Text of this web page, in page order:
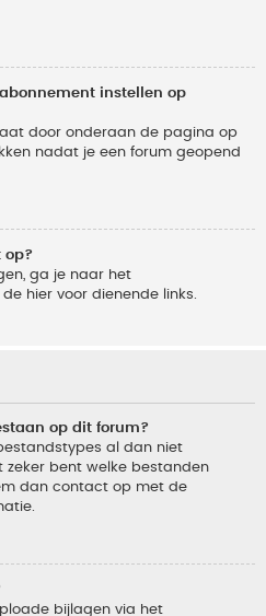
instellen op
door onderaan de pagina op
nadat je een forum geopend
op?
ga je naar het
hier voor dienende links.
op dit forum?
al dan niet
zeker bent welke bestanden
dan contact op met de
bijlagen via het